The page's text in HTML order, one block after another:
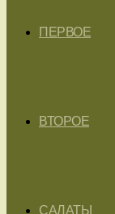
ПЕРВОЕ
ВТОРОЕ
САЛАТЫ